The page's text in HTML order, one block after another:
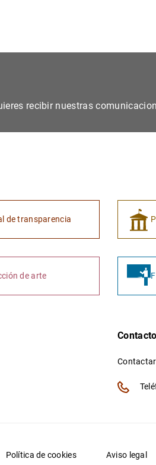
recibir nuestras
de transparencia
de arte
Contacto
Política de cookies Aviso legal